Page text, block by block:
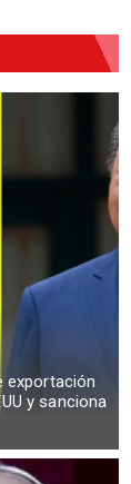
exportación
y sanciona